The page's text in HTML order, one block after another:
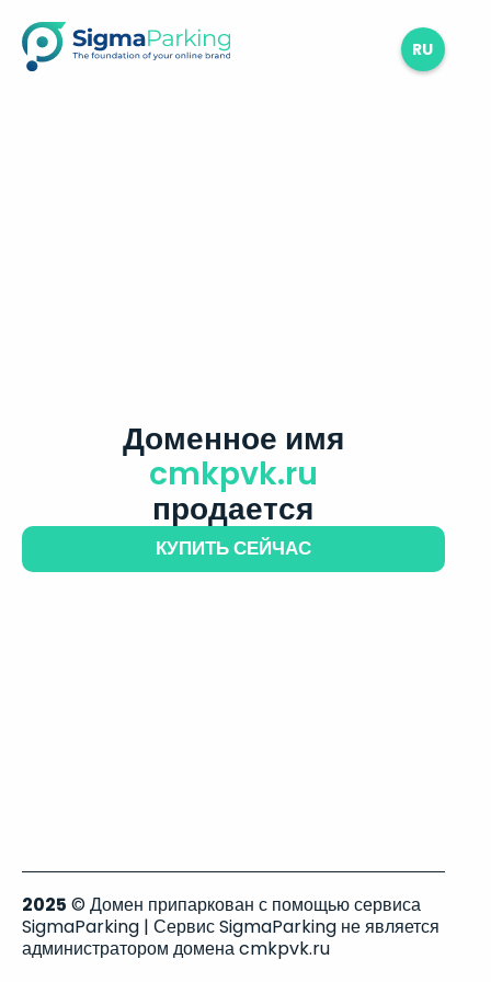
RU
Доменное имя
cmkpvk.ru
продается
КУПИТЬ СЕЙЧАС
2025 © Домен припаркован с помощью сервиса
SigmaParking | Сервис SigmaParking не является
администратором домена cmkpvk.ru